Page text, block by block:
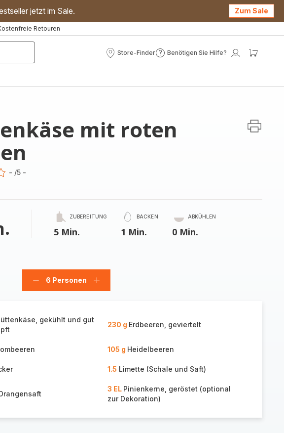
jetzt im Sale. Zum Sale
Retouren
Store-Finder
Store-
Benötigen Sie Hilfe?
Benötigen
Mein
mit roten
- /5 -
ZUBEREITUNG
5 Min.
BACKEN
1 Min.
ABKÜHLEN
0 Min.
Personen
6 Personen
Personen
gekühlt und gut
230 g Erdbeeren, geviertelt
105 g Heidelbeeren
1.5 Limette (Schale und Saft)
3 EL Pinienkerne, geröstet (optional
zur Dekoration)